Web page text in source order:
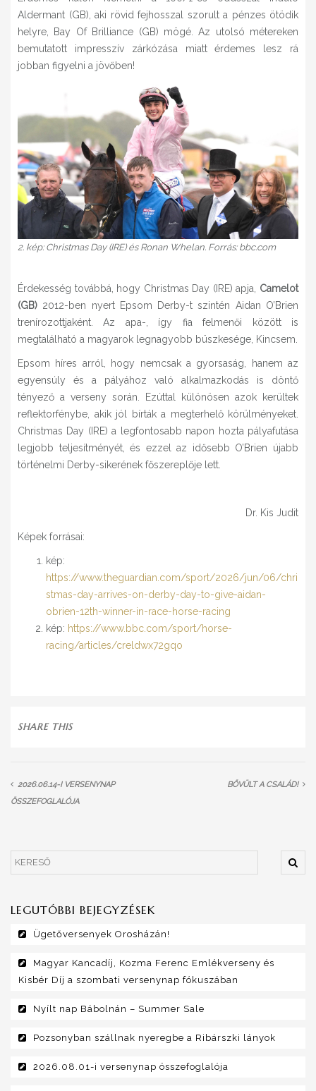
Aldermant (GB), aki rövid fejhosszal szorult a pénzes ötödik
helyre, Bay Of Brilliance (GB) mögé. Az utolsó métereken
bemutatott impresszív zárkózása miatt érdemes lesz rá
jobban figyelni a jövőben!
2. kép: Christmas Day (IRE) és Ronan Whelan. Forrás: bbc.com
Érdekesség továbbá, hogy Christmas Day (IRE) apja, Camelot
(GB) 2012-ben nyert Epsom Derby-t szintén Aidan O’Brien
trenírozottjaként. Az apa-, így fia felmenői között is
megtalálható a magyarok legnagyobb büszkesége, Kincsem.
Epsom híres arról, hogy nemcsak a gyorsaság, hanem az
egyensúly és a pályához való alkalmazkodás is döntő
tényező a verseny során. Ezúttal különösen azok kerültek
reflektorfénybe, akik jól bírták a megterhelő körülményeket.
Christmas Day (IRE) a legfontosabb napon hozta pályafutása
legjobb teljesítményét, és ezzel az idősebb O’Brien újabb
történelmi Derby-sikerének főszereplője lett.
Dr. Kis Judit
Képek forrásai:
kép:
https://www.theguardian.com/sport/2026/jun/06/chri
stmas-day-arrives-on-derby-day-to-give-aidan-
obrien-12th-winner-in-race-horse-racing
kép: https://www.bbc.com/sport/horse-
racing/articles/creldwx72gqo
SHARE THIS
2026.06.14-I VERSENYNAP
ÖSSZEFOGLALÓJA
BŐVÜLT A CSALÁD!
LEGUTÓBBI BEJEGYZÉSEK
Ügetőversenyek Orosházán!
Magyar Kancadíj, Kozma Ferenc Emlékverseny és
Kisbér Díj a szombati versenynap fókuszában
Nyílt nap Bábolnán – Summer Sale
Pozsonyban szállnak nyeregbe a Ribárszki lányok
2026.08.01-i versenynap összefoglalója